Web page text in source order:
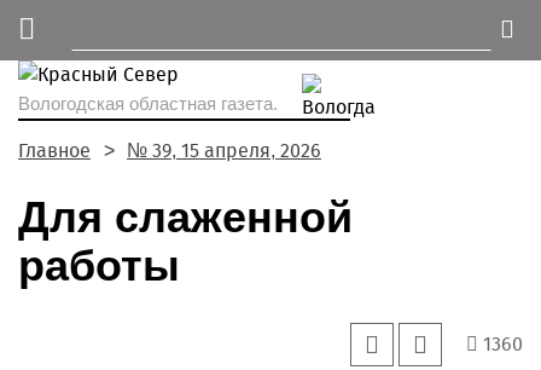
Вологодская областная газета.
Главное № 39, 15 апреля, 2026
Для слаженной
работы
1360